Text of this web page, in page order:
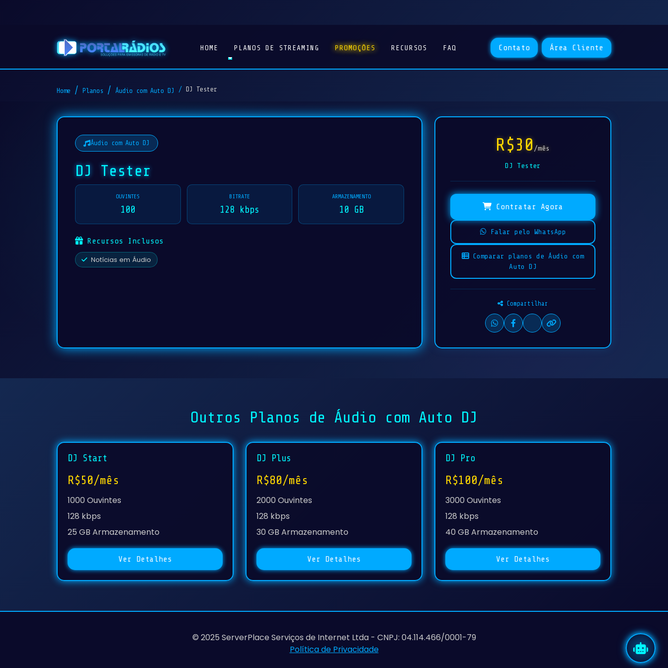
HOME PLANOS DE STREAMING PROMOÇÕES RECURSOS FAQ Contato Área Cliente
Home Planos Áudio com Auto DJ DJ Tester
Áudio com Auto DJ
DJ Tester
OUVINTES
100
BITRATE
128 kbps
ARMAZENAMENTO
10 GB
Recursos Inclusos
Notícias em Áudio
R$30 /mês
DJ Tester
Contratar Agora
Falar pelo WhatsApp
Comparar planos de Áudio com
Auto DJ
Compartilhar
Outros Planos de Áudio com Auto DJ
DJ Start
R$50/mês
1000 Ouvintes
128 kbps
25 GB Armazenamento
Ver Detalhes
DJ Plus
R$80/mês
2000 Ouvintes
128 kbps
30 GB Armazenamento
Ver Detalhes
DJ Pro
R$100/mês
3000 Ouvintes
128 kbps
40 GB Armazenamento
Ver Detalhes
© 2025 ServerPlace Serviços de Internet Ltda - CNPJ: 04.114.466/0001-79
Política de Privacidade